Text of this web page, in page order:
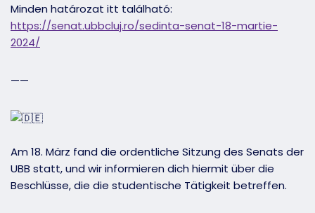
Minden határozat itt található:
https://senat.ubbcluj.ro/sedinta-senat-18-martie-
2024/
——
Am 18. März fand die ordentliche Sitzung des Senats der
UBB statt, und wir informieren dich hiermit über die
Beschlüsse, die die studentische Tätigkeit betreffen.